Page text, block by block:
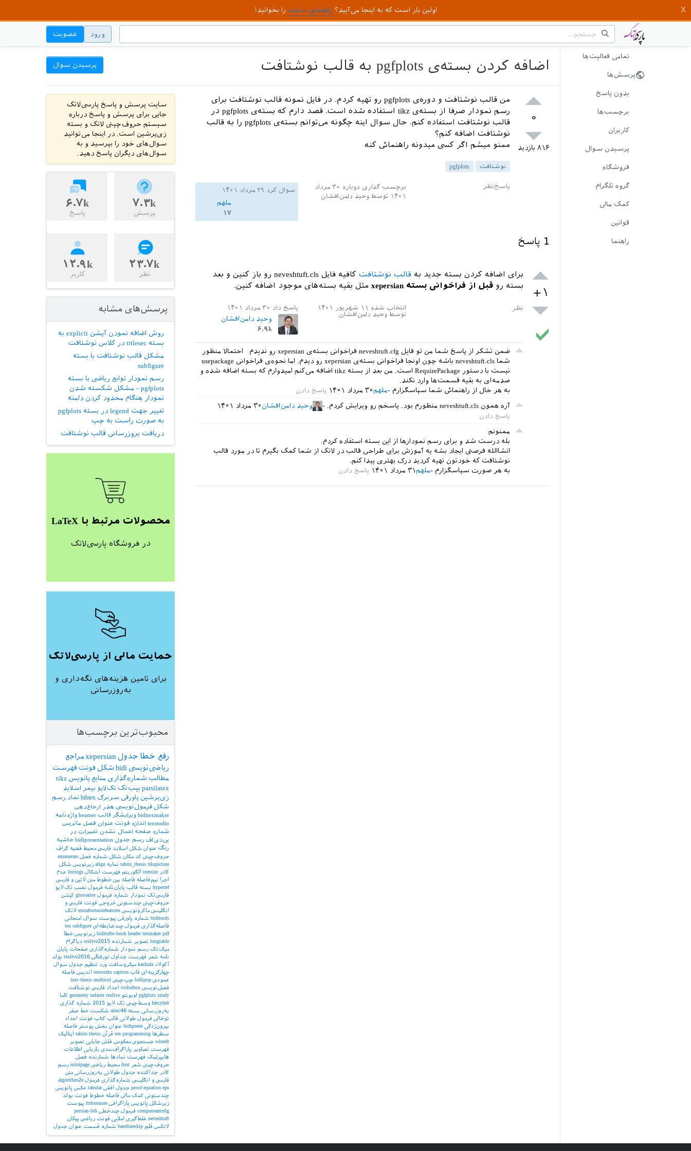
اولین بار است که به اینجا می‌آیید؟ راهنمای سایت را بخوانید!
ورود عضویت
تمامی فعالیت‌ها
پرسش‌ها
بدون پاسخ
برچسب‌ها
کاربران
پرسیدن سوال
فروشگاه
گروه تلگرام
کمک مالی
قوانین
راهنما
اضافه کردن بسته‌ی pgfplots به قالب نوشتافت پرسیدن سوال
۰
۸۱۶ بازدید
من قالب نوشتافت و دوره‌ی pgfplots رو تهیه کردم. در فایل نمونه قالب نوشتافت برای
رسم نمودار صرفا از بسته‌ی tikz استفاده شده است. قصد دارم که بسته‌ی pgfplots در
قالب نوشتافت استفاده کنم. حال سوال اینه چگونه می‌توانم بسته‌ی pgfplots را به قالب
نوشتافت اضافه کنم؟
ممنو میشم اگر کسی میدونه راهنمائی کنه
نوشتافت pgfplots
برچسب گذاری دوباره
۳۰ مرداد
۱۴۰۱ توسط وحید دامن‌افشان
سوال کرد ۲۹ مرداد ۱۴۰۱
ملهم
۱۷
1 پاسخ
+۱
برای اضافه کردن بسته جدید به قالب نوشتافت
کافیه فایل neveshtuft.cls رو باز کنین و بعد
بسته رو قبل از فراخوانی بسته xepersian مثل بقیه بسته‌های موجود اضافه کنین.
انتخاب شده ۱۱ شهریور ۱۴۰۱
توسط وحید دامن‌افشان
پاسخ داد ۳۰ مرداد ۱۴۰۱
وحید دامن‌افشان
۶.۹k
ضمن تشکر از پاسخ شما من تو فایل neveshtuft.cfg فراخوانی بسته‌ی xepersian رو ندیدم احتمالا منظور
شما neveshtuft.cls باشه چون اونجا فراخوانی بسته‌ی xepersian رو دیدم. اما نحوه‌ی فراخوانی usepackage
نیست با دستور RequirePackage‌ است. من بعد از بسته tikz اضافه می‌کنم امیدوارم که بسته اضافه شده و
صدمه‌ای به بقیه قسمت‌ها وارد نکند.
به هر حال از راهنمائی شما سپاسگزارم
۳۰ مرداد ۱۴۰۱ملهم
آره همون neveshtuft.cls منظورم بود. پاسخم رو ویرایش کردم.
۳۰ مرداد ۱۴۰۱ وحید دامن‌افشان
ممنونم
بله درست شد و برای رسم نمودارها از این بسته استفاده کردم.
انشاالله فرصتی ایجاد بشه یه آموزش برای طراحی قالب در لاتک از شما کمک بگیرم تا در مورد قالب
نوشتافت که خودتون تهیه کردید درک بهتری پیدا کنم.
به هر صورت سپاسگزارم
۳۱ مرداد ۱۴۰۱ملهم
سایت پرسش و پاسخ پارسی‌لاتک
جایی برای پرسش و پاسخ درباره
سیستم حروف‌چینی لاتک و بسته
زی‌پرشین است. در اینجا می‌توانید
سوال‌های خود را بپرسید و به
سوال‌های دیگران پاسخ دهید.
۷.۳k
پرسش
۶.۷k
پاسخ
۲۳.۷k
نظر
۱۲.۹k
کاربر
پرسش‌های مشابه
روش اضافه نمودن آپشن explicit به
بسته titlesec در کلاس نوشتافت
مشکل قالب نوشتافت با بسته
subfigure
رسم نمودار توابع ریاضی با بسته
pgfplots - مشکل شکسته شدن
نمودار هنگام محدود کردن دامنه
تغییر جهت legend در بسته pgfplots
به صورت راست به چپ
دریافت بروزرسانی قالب نوشتافت
محصولات مرتبط با LaTeX
در فروشگاه پارسی‌لاتک
حمایت مالی از پارسی‌لاتک
برای تامین هزینه‌های نگه‌داری و
به‌روزرسانی
محبوب‌ترین برچسب‌ها
رفع خطا جدول xepersianمراجع
ریاضی‌نویسی bidi شکل فونت فهرست
مطالب شماره‌گذاری منابع پانویس tikz
parsilatex بیب‌تک تک‌لایو بیمر اسلاید
زی‌پرشین پاورقی سربرگ bibtex نماد رسم
شکل فرمول‌نویسی هدر
ارجاع‌دهی
biditexmaker ویرایشگر قالب beamer واژه‌نامه
texstudio اندازه فونت عنوان فصل ماتریس
شماره صفحه اعمال نشدن تغییرات در
پی‌دی‌اف رسم جدول bidipresentation حاشیه
رنگ عنوان شکل اسلاید فارسی محیط قضیه گراف
حروف‌چینی کد مکان شکل شماره فصل enumerate
tabriz_thesis tikzpicture نمایه align زیرنویس شکل
کادر
itemize الگوریتم فهرست اشکال listings عدم
اجرا
نیم‌فاصله فاصله بین خطوط متن لاتین و فارسی
hyperref بسته قالب پایان‌نامه فرمول نصب تک‌لایو
فارسی‌تک نمودار شماره فرمول glossaries کپشن
حروف‌چینی چندستونی خروجی فونت فارسی و
انگلیسی ماکرونویسی extrafootnotefeatures لاتک
biditools شماره پاورقی پیوست‌ سوال امتحانی
فاصله‌گذاری فرمول چندضابطه‌ای tex subfigure
biditufte-book header texmaker pdf زیرنویس خطا
longtable تصویر شمارنده texlive2015 دیاگرام
میک‌تک رسم نمودار شماره‌گذاری صفحات پایان
نامه شعر فهرست جداول تورفتگی texlive2016 بولد
آکولاد kashida میکروسافت ورد تنظیم جدول سوال
چهارگزینه‌ای قاب texworks caption اندیس فاصله
عمودی lollipop چپ‌چینی iust-thesis multicol
فصل‌نویسی tcolorbox اعداد فارسی نوشتافت
pgfplots xindy اوبونتو geometry xelatex texlive
کاما
fancyhdr وسط‌چینی تک لایو 2015
شماره گذاری
به‌روزرسانی بسته aimc46 شکست خط صفر
توخالی فرمول طولانی قالب کتاب فونت اعداد
بیرون‌زدگی bidipoem عنوان بخش پوستر
فاصله
سطرها
tex-programming قرآن tabriz-thesis
ایتالیک
winedt جستجوی معکوس فلش جایابی تصویر
فهرست تصاویر
پاراگراف‌بندی بازیابی اطلاعات
هایپرلینک فهرست نمادها
شمارنده فصل
حروف‌چینی شعر font محیط ریاضی minipage رسم
کادر
جداکننده جدول طولانی به‌روزرسانی متن
فارسی و انگلیسی شماره‌گذاری فرمول algorithm2e
proof equation eps جدول افقی tabular عکس پانویس
چندستونی کمک مالی فاصله خطوط فونت بولد
زیرشکل پانویس پاراگرافی ltrfootnote پیوست
computeautoilg فرمول چندخطی persian-bib
neveshtuft غلط‌گیری املایی فونت ریاضی پیکان
لاتکس قلم baselineskip شماره قسمت عنوان جدول